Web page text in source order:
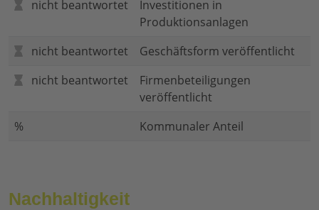
nicht beantwortet
Investitionen in
Produktionsanlagen
nicht beantwortet
Geschäftsform veröffentlicht
nicht beantwortet
Firmenbeteiligungen
veröffentlicht
%
Kommunaler Anteil
Nachhaltigkeit